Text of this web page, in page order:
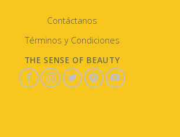
Contáctanos
Términos y Condiciones
THE SENSE OF BEAUTY